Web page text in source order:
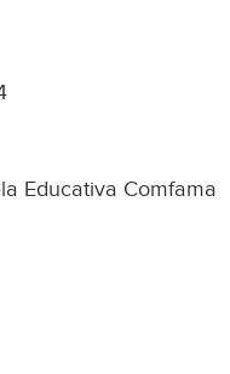
Educativa Comfama